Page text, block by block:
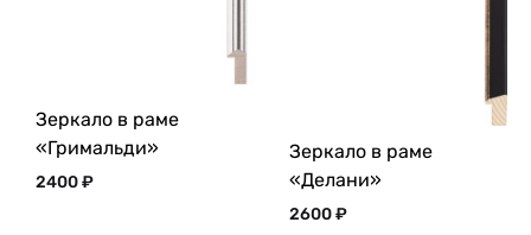
Зеркало в раме
«Гримальди»
2400₽
Зеркало в раме
«Делани»
2600₽